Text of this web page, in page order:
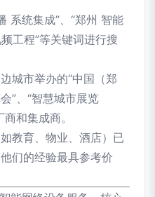
系统集成”、“郑州 智能
工程”等关键词进行搜
城市举办的“中国（郑
”、“智慧城市展览
和集成商。
教育、物业、酒店）已
们的经验最具参考价